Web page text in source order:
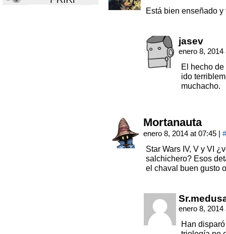
Está bien enseñado
jasev
enero 8,
El hecho
ido
muchacho.
Mortanauta
enero 8, 2014 at 07:45 | #
Star Wars IV, V y VI
salchichero? Esos
el chaval buen gusto
enero 8,
Han